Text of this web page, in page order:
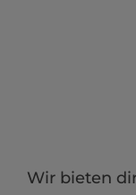
Wir bieten